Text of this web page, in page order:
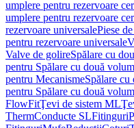
umplere pentru rezervoare
umplere pentru rezervoare
rezervoare universalePiese
pentru rezervoare universale
Valve de golireSpălare cu
pentru Spălare cu două
pentru MecanismeSpălare cu
pentru Spălare cu două
FlowFitŢevi de sistem ML
ThermConducte SLFitinguri